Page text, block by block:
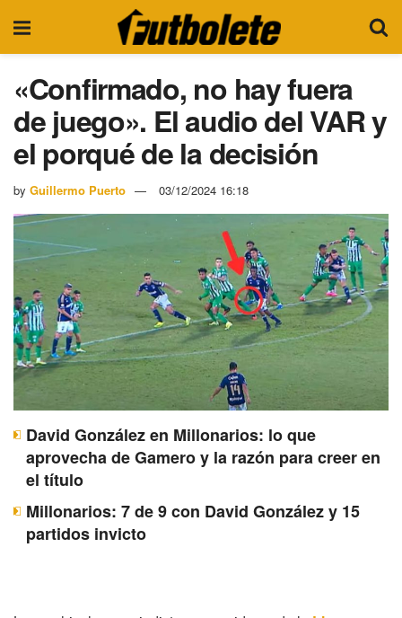
«Confirmado, no hay fuera
de juego». El audio del VAR y
el porqué de la decisión
by Guillermo Puerto 03/12/2024 16:18
David González en Millonarios: lo que
aprovecha de Gamero y la razón para creer en
el título
Millonarios: 7 de 9 con David González y 15
partidos invicto